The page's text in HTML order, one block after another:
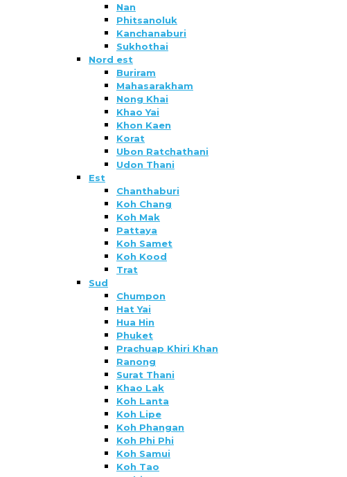
Nan
Phitsanoluk
Kanchanaburi
Sukhothai
Nord est
Buriram
Mahasarakham
Nong Khai
Khao Yai
Khon Kaen
Korat
Ubon Ratchathani
Udon Thani
Est
Chanthaburi
Koh Chang
Koh Mak
Pattaya
Koh Samet
Koh Kood
Trat
Sud
Chumpon
Hat Yai
Hua Hin
Phuket
Prachuap Khiri Khan
Ranong
Surat Thani
Khao Lak
Koh Lanta
Koh Lipe
Koh Phangan
Koh Phi Phi
Koh Samui
Koh Tao